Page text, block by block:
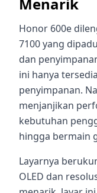
Honor 600e
7100 yang
dan
ini hanya
penyimpanan.
menjanjikan
kebutuhan
hingga bermain
Layarnya
OLED dan